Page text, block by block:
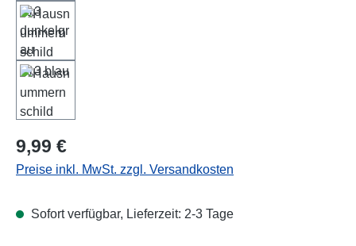
Regulärer Preis:
9,99 €
Preise inkl. MwSt. zzgl. Versandkosten
Sofort verfügbar, Lieferzeit: 2-3 Tage